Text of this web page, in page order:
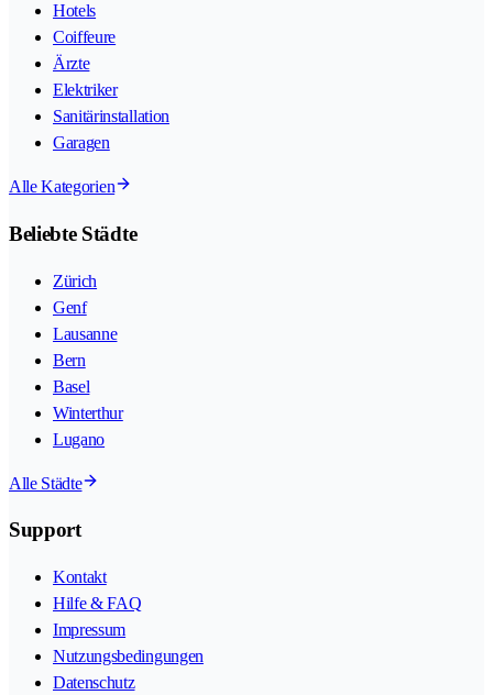
Hotels
Coiffeure
Ärzte
Elektriker
Sanitärinstallation
Garagen
Alle Kategorien
Beliebte Städte
Zürich
Genf
Lausanne
Bern
Basel
Winterthur
Lugano
Alle Städte
Support
Kontakt
Hilfe & FAQ
Impressum
Nutzungsbedingungen
Datenschutz